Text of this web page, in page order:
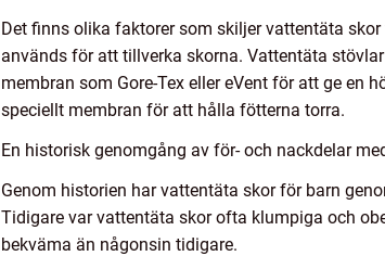
Det finns olika faktorer som skiljer vattentäta
används för att tillverka skorna. Vattentäta
membran som Gore-Tex eller eVent för att ge en
speciellt membran för att hålla fötterna torra.
En historisk genomgång av för- och nackdelar
Genom historien har vattentäta skor för barn
Tidigare var vattentäta skor ofta klumpiga och
bekväma än någonsin tidigare.